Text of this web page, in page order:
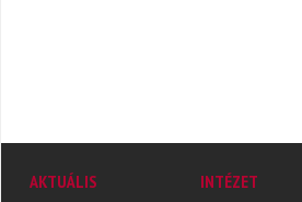
AKTUÁLIS
INTÉZET